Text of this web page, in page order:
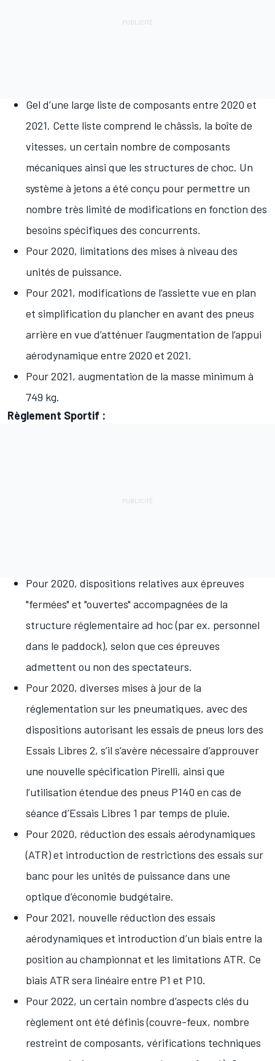
Gel d’une large liste de composants entre 2020 et
2021. Cette liste comprend le châssis, la boîte de
vitesses, un certain nombre de composants
mécaniques ainsi que les structures de choc. Un
système à jetons a été conçu pour permettre un
nombre très limité de modifications en fonction des
besoins spécifiques des concurrents.
Pour 2020, limitations des mises à niveau des
unités de puissance.
Pour 2021, modifications de l’assiette vue en plan
et simplification du plancher en avant des pneus
arrière en vue d’atténuer l’augmentation de l’appui
aérodynamique entre 2020 et 2021.
Pour 2021, augmentation de la masse minimum à
749 kg.
Règlement Sportif :
Pour 2020, dispositions relatives aux épreuves
"fermées" et "ouvertes" accompagnées de la
structure réglementaire ad hoc (par ex. personnel
dans le paddock), selon que ces épreuves
admettent ou non des spectateurs.
Pour 2020, diverses mises à jour de la
réglementation sur les pneumatiques, avec des
dispositions autorisant les essais de pneus lors des
Essais Libres 2, s’il s’avère nécessaire d’approuver
une nouvelle spécification Pirelli, ainsi que
l’utilisation étendue des pneus P140 en cas de
séance d’Essais Libres 1 par temps de pluie.
Pour 2020, réduction des essais aérodynamiques
(ATR) et introduction de restrictions des essais sur
banc pour les unités de puissance dans une
optique d’économie budgétaire.
Pour 2021, nouvelle réduction des essais
aérodynamiques et introduction d’un biais entre la
position au championnat et les limitations ATR. Ce
biais ATR sera linéaire entre P1 et P10.
Pour 2022, un certain nombre d’aspects clés du
règlement ont été définis (couvre-feux, nombre
restreint de composants, vérifications techniques